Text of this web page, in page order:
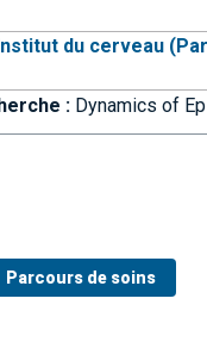
du cerveau
: Dynamics of
Parcours de soins